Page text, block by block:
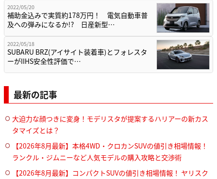
2022/05/20
補助金込みで実質約178万円！ 電気自動車普
及への弾みになるか!? 日産新型…
2022/05/18
SUBARU BRZ(アイサイト装着車)とフォレスタ
ーがIIHS安全性評価で…
最新の記事
大迫力な顔つきに変身！モデリスタが提案するハリアーの新カス
タマイズとは？
【2026年8月最新】本格4WD・クロカンSUVの値引き相場情報！
ランクル・ジムニーなど人気モデルの購入攻略と交渉術
【2026年8月最新】コンパクトSUVの値引き相場情報！ ヤリスク